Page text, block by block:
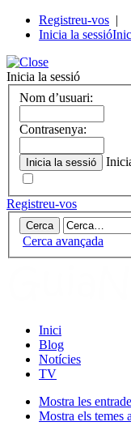
Registreu-vos |
Inicia la sessió
Inicia la sessió
Nom d’usuari:
Contrasenya:
Registreu-vos
Cerca avançada
Inici
Blog
Notícies
TV
Mostra les
Mostra els temes